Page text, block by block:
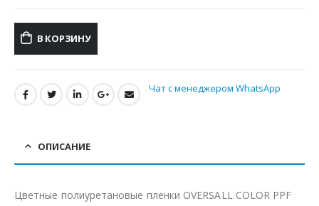
В КОРЗИНУ
Чат с менеджером WhatsApp
ОПИСАНИЕ
Цветные полиуретановые пленки OVERSALL COLOR PPF